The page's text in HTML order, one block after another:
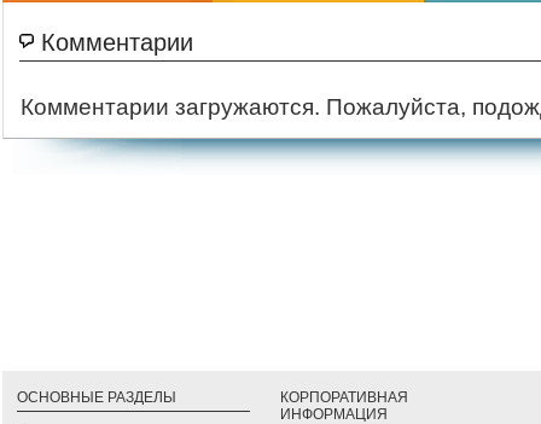
Комментарии
Комментарии загружаются. Пожалуйста,
ОСНОВНЫЕ РАЗДЕЛЫ
КОРПОРАТИВНАЯ
ИНФОРМАЦИЯ